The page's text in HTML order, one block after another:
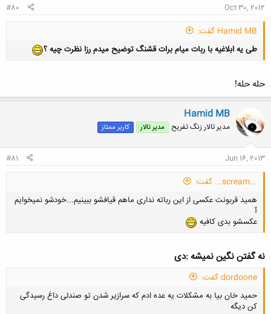
Oct 30, 2012
#80
Hamid MB گفت:
طی یه ابلاغیه با ربات میام برات قشنگ توضیح میدم رزا نظرت چیه ؟
حله حله!
Hamid MB
مدیر تالار زنگ تفریح مدیر تالار کاربر ممتاز
Jun 16, 2013
#81
...scream... گفت:
همید قربونت عکسی از این رباته نداری ماهم قیافشو ببینیم...خودشو نمیخوایم
آ
عکسشو بدی کافیه
نه گفتن نگین نمیشه :دی
dordoone گفت:
حمید خان بیا به مشکلات یه عده ادم که سرازیر شدن تو صندلی داغ رسیدگی
کن دیگه